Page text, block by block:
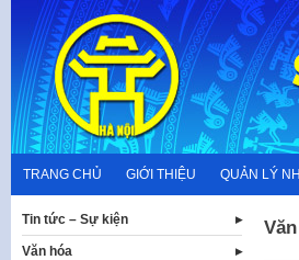
content
TRANG CHỦ GIỚI THIỆU QUẢN LÝ
Tin tức – Sự kiện
Văn hóa